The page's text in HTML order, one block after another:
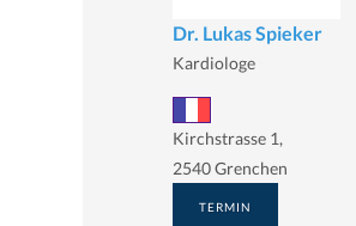
Dr. Lukas Spieker
Kardiologe
Kirchstrasse 1,
2540 Grenchen
TERMIN